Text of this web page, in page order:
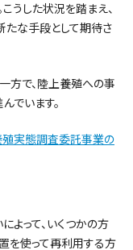
うした状況を踏まえ、
な手段として期待さ
方で、陸上養殖への事
でいます。
実態調査委託事業の
よって、いくつかの方
を使って再利用する方